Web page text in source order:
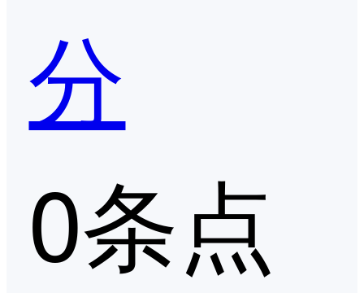
分
0条点